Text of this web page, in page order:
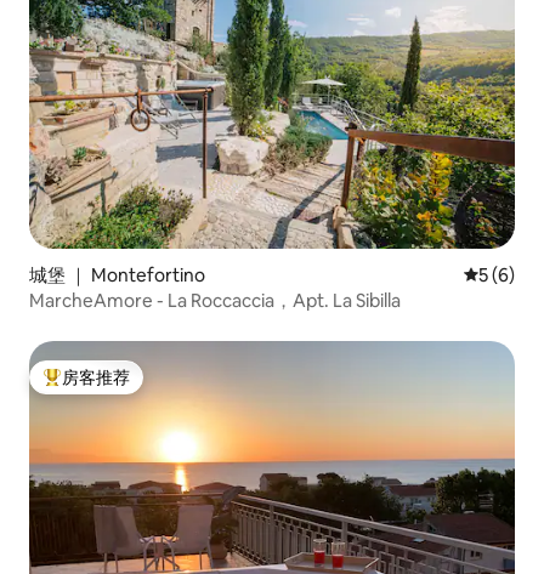
城堡 ｜ Montefortino 平均评分
5 (6)
MarcheAmore - La Roccaccia，Apt. La Sibilla
热门「房客推荐」
房客推荐